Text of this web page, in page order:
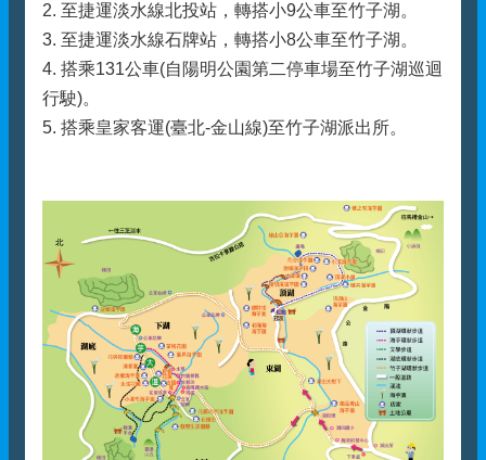
2. 至捷運淡水線北投站，轉搭小9公車至竹子湖。
3. 至捷運淡水線石牌站，轉搭小8公車至竹子湖。
4. 搭乘131公車(自陽明公園第二停車場至竹子湖巡迴
行駛)。
5. 搭乘皇家客運(臺北-金山線)至竹子湖派出所。